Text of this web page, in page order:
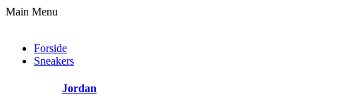
Main Menu
Forside
Sneakers
Jordan